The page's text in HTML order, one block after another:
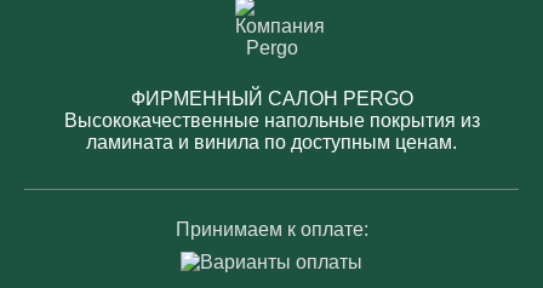
ФИРМЕННЫЙ САЛОН PERGO
Высококачественные напольные покрытия из
ламината и винила по доступным ценам.
Принимаем к оплате: